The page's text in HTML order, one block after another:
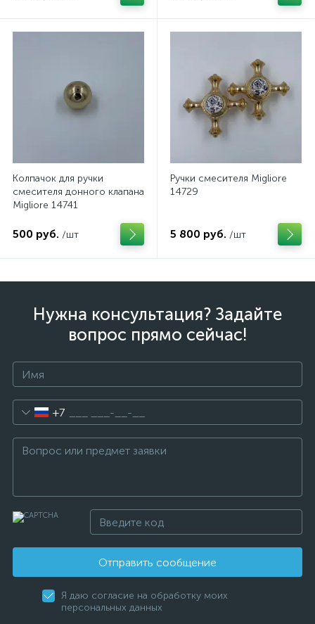
Колпачок для ручки
смесителя донного клапана
Migliore 14741
500 руб. /шт
Ручки смесителя Migliore
14729
5 800 руб. /шт
Нужна консультация? Задайте
вопрос прямо сейчас!
+7
Отправить сообщение
Я даю согласие на обработку моих
персональных данных